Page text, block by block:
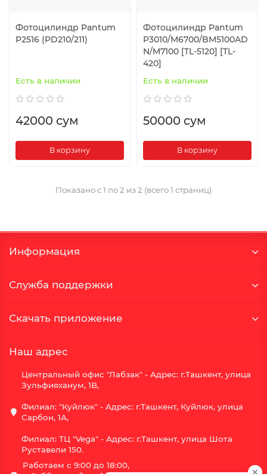
Фотоцилиндр Pantum
P2516 (PD210/211)
Есть в наличии
42000 сум
В корзину
Фотоцилиндр Pantum
P3010/M6700/BM5100AD
N/M7100 [TL-5120] [TL-
420]
Есть в наличии
50000 сум
В корзину
Показано с 1 по 2 из 2 (всего 1 страниц)
Информация
Служба поддержки
Скачать приложение
Наш адрес
Центральный офис "Лабзак" - Адрес: г.Ташкент, улица
Зульфияханум, 1B,
Филиал: "Куйлюк" - Адрес: г.Ташкент, Куйлюк, улица
Сарбон, 1А,
Филиал: ТЦ "Vega" - Адрес: г.Ташкент, улица Шота
Руставели 150.
Работаем с 9:00 до 18:00,